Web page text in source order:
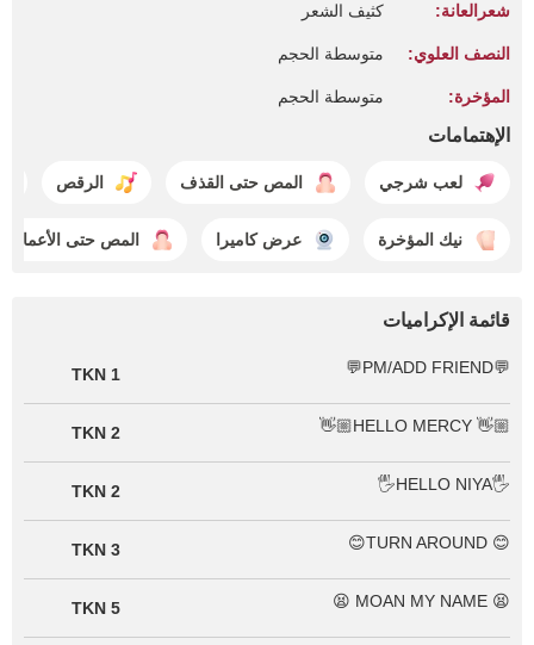
شعرالعانة: كثيف الشعر
النصف العلوي: متوسطة الحجم
المؤخرة: متوسطة الحجم
الإهتمامات
لعب شرجي المص حتى القذف الرقص
نيك المؤخرة عرض كاميرا المص حتى الأعماق
قائمة الإكراميات
💬PM/ADD FRIEND💬
1 TKN
👋🏼 HELLO MERCY👋🏼
2 TKN
🖐HELLO NIYA🖐
2 TKN
😊 TURN AROUND😊
3 TKN
😫 MOAN MY NAME 😫
5 TKN